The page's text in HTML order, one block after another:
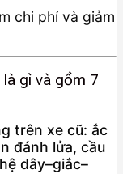
chi phí và giảm
gì và gồm 7
trên xe cũ: ắc
đánh lửa, cầu
dây–giắc–